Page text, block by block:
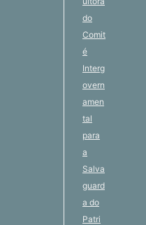
do
Comit
é
Interg
overn
amen
tal
para
a
Salva
guard
a do
Patri